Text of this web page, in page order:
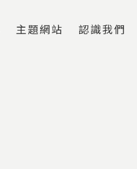
主題網站 認識我們